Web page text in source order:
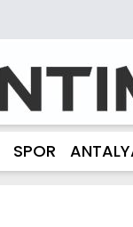
SPOR